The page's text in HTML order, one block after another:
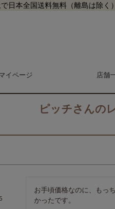
日本全国送料無料（離島は除く）
イページ 店舗
検索
ピッチさんの
お手頃価格なのに、もっ